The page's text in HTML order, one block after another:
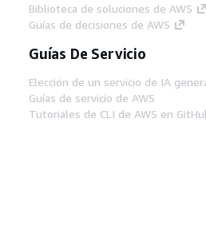
Biblioteca de soluciones de AWS
Guías de decisiones de AWS
Guías De Servicio
Elección de un servicio de IA
Guías de servicio de AWS
Tutoriales de CLI de AWS en